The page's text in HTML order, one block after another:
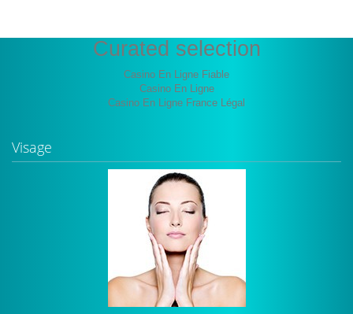
Curated selection
Casino En Ligne Fiable
Casino En Ligne
Casino En Ligne France Légal
Visage